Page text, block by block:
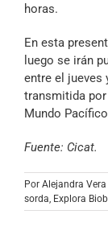
horas.
En esta
luego se irán
entre el jueves
transmitida
Mundo
Fuente: Cicat.
Por Alejandra Vera
sorda, Explora